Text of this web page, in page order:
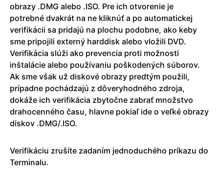
obrazy .DMG alebo .ISO. Pre ich otvorenie je
potrebné dvakrát na ne kliknúť a po automatickej
verifikácii sa pridajú na plochu podobne, ako keby
sme pripojili externý harddisk alebo vložili DVD.
Verifikácia slúži ako prevencia proti možnosti
inštalácie alebo používaniu poškodených súborov.
Ak sme však už diskové obrazy predtým použili,
prípadne pochádzajú z dôveryhodného zdroja,
dokáže ich verifikácia zbytočne zabrať množstvo
drahocenného času, hlavne pokiaľ ide o veľké obrazy
diskov .DMG/.ISO.
Verifikáciu zrušíte zadaním jednoduchého príkazu do
Terminalu.